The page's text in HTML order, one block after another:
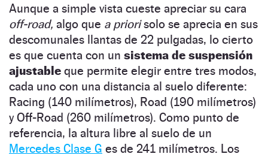
Aunque a simple vista cueste apreciar su cara
off-road, algo que a priorisolo se aprecia en sus
descomunales llantas de 22 pulgadas, lo cierto
es que cuenta con un sistema de suspensión
ajustable que permite elegir entre tres modos,
cada uno con una distancia al suelo diferente:
Racing (140 milímetros), Road (190 milímetros)
y Off-Road (260 milímetros). Como punto de
referencia, la altura libre al suelo de un
Mercedes Clase G es de 241 milímetros. Los